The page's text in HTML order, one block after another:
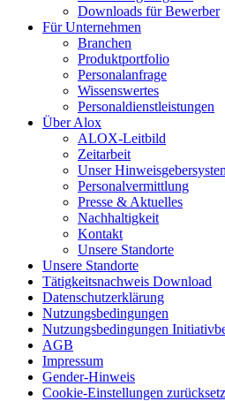
Downloads für Bewerber
Für Unternehmen
Branchen
Produktportfolio
Personalanfrage
Wissenswertes
Personaldienstleistungen
Über Alox
ALOX-Leitbild
Zeitarbeit
Unser
Personalvermittlung
Presse & Aktuelles
Nachhaltigkeit
Kontakt
Unsere Standorte
Unsere Standorte
Tätigkeitsnachweis Download
Datenschutzerklärung
Nutzungsbedingungen
Nutzungsbedingungen
AGB
Impressum
Gender-Hinweis
Cookie-Einstellungen